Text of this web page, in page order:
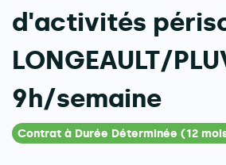
d'activités
LONGEAULT/
9h/semaine
Contrat à Durée Déterminée (12